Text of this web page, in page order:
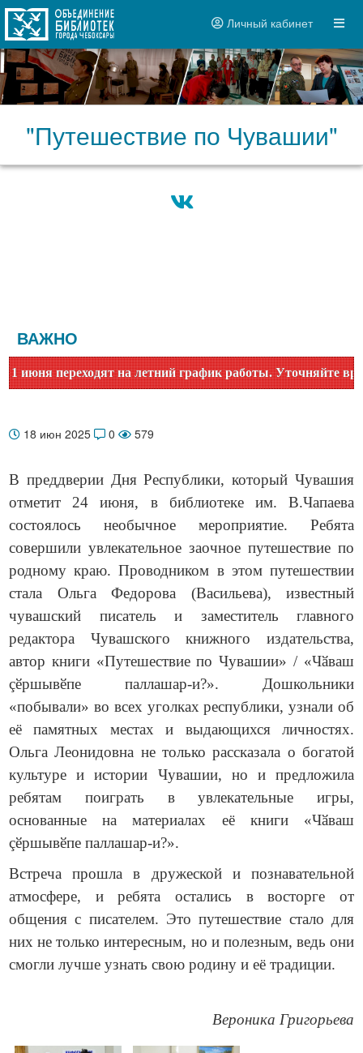
Личный кабинет
"Путешествие по Чувашии"
ВАЖНО
переходят на летний график работы. Уточняйте
18 июн 2025 0 579
В преддверии Дня Республики, который Чувашия
отметит 24 июня, в библиотеке им. В.Чапаева
состоялось необычное мероприятие. Ребята
совершили увлекательное заочное путешествие по
родному краю. Проводником в этом путешествии
стала Ольга Федорова (Васильева), известный
чувашский писатель и заместитель главного
редактора Чувашского книжного издательства,
автор книги «Путешествие по Чувашии» / «Чӑваш
çӗршывӗпе паллашар-и?». Дошкольники
«побывали» во всех уголках республики, узнали об
её памятных местах и выдающихся личностях.
Ольга Леонидовна не только рассказала о богатой
культуре и истории Чувашии, но и предложила
ребятам поиграть в увлекательные игры,
основанные на материалах её книги «Чӑваш
çӗршывӗпе паллашар-и?».
Встреча прошла в дружеской и познавательной
атмосфере, и ребята остались в восторге от
общения с писателем. Это путешествие стало для
них не только интересным, но и полезным, ведь они
смогли лучше узнать свою родину и её традиции.
Вероника Григорьева